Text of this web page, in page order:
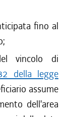
fino al
vincolo di
della legge
assume
dell'area